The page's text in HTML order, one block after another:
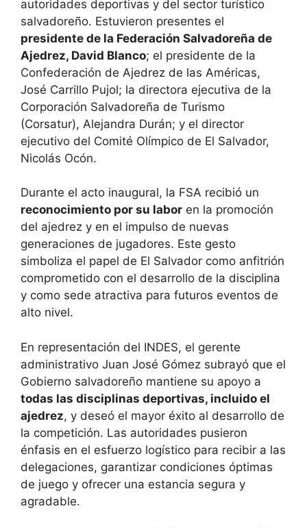
autoridades deportivas y del sector turístico
salvadoreño. Estuvieron presentes el
presidente de la Federación Salvadoreña de
Ajedrez, David Blanco; el presidente de la
Confederación de Ajedrez de las Américas,
José Carrillo Pujol; la directora ejecutiva de la
Corporación Salvadoreña de Turismo
(Corsatur), Alejandra Durán; y el director
ejecutivo del Comité Olímpico de El Salvador,
Nicolás Ocón.
Durante el acto inaugural, la FSA recibió un
reconocimiento por su labor en la promoción
del ajedrez y en el impulso de nuevas
generaciones de jugadores. Este gesto
simboliza el papel de El Salvador como anfitrión
comprometido con el desarrollo de la disciplina
y como sede atractiva para futuros eventos de
alto nivel.
En representación del INDES, el gerente
administrativo Juan José Gómez subrayó que el
Gobierno salvadoreño mantiene su apoyo a
todas las disciplinas deportivas, incluido el
ajedrez, y deseó el mayor éxito al desarrollo de
la competición. Las autoridades pusieron
énfasis en el esfuerzo logístico para recibir a las
delegaciones, garantizar condiciones óptimas
de juego y ofrecer una estancia segura y
agradable.